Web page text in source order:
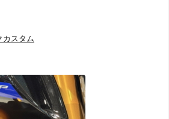
カスタム